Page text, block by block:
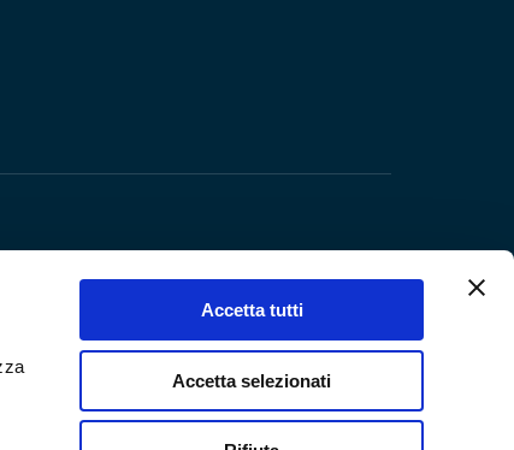
Accetta tutti
Accetta selezionati